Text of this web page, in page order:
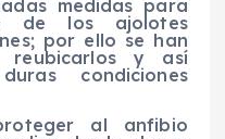
medidas para
de los ajolotes
por ello se han
y así
condiciones
al anfibio